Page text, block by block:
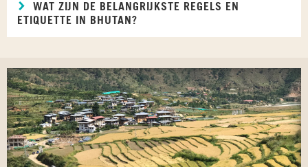
WAT ZIJN DE BELANGRIJKSTE REGELS EN
ETIQUETTE IN BHUTAN?